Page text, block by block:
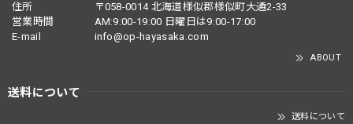
住所
〒058-0014 北海道様似郡様似町大通2-33
営業時間
AM:9:00-19:00 日曜日は9:00-17:00
E-mail
info@op-hayasaka.com
ABOUT
送料について
送料について